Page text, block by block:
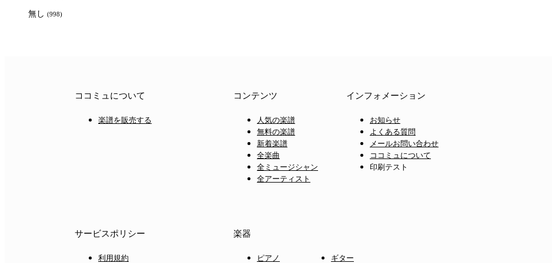
無し (998)
ココミュについて
楽譜を販売する
コンテンツ
人気の楽譜
無料の楽譜
新着楽譜
全楽曲
全ミュージシャン
全アーティスト
インフォメーション
お知らせ
よくある質問
メールお問い合わせ
ココミュについて
印刷テスト
サービスポリシー
利用規約
楽器
ピアノ ギター